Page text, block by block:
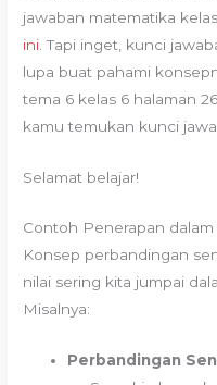
jawaban matematika
ini . Tapi inget, kunci
lupa buat pahami
tema 6 kelas 6 halaman
kamu temukan kunci
Selamat belajar!
Contoh Penerapan
Konsep perbandingan
nilai sering kita jumpai
Misalnya:
Perbandingan